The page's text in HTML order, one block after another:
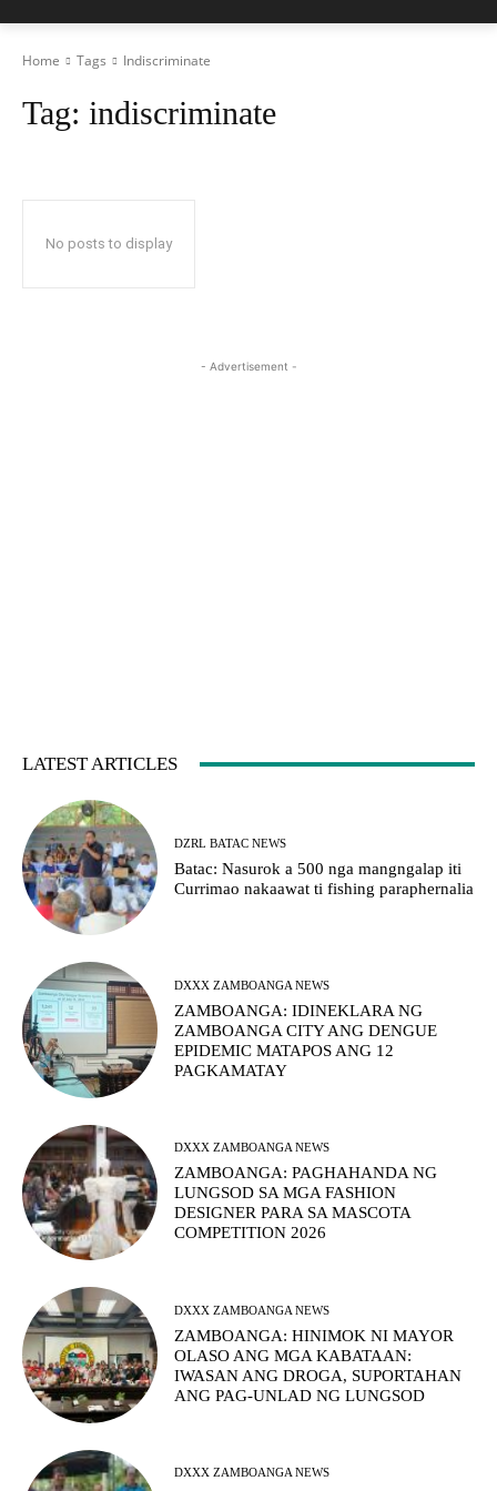
Home Tags Indiscriminate
Tag: indiscriminate
No posts to display
- Advertisement -
LATEST ARTICLES
DZRL BATAC NEWS
Batac: Nasurok a 500 nga mangngalap iti
Currimao nakaawat ti fishing paraphernalia
DXXX ZAMBOANGA NEWS
ZAMBOANGA: IDINEKLARA NG
ZAMBOANGA CITY ANG DENGUE
EPIDEMIC MATAPOS ANG 12
PAGKAMATAY
DXXX ZAMBOANGA NEWS
ZAMBOANGA: PAGHAHANDA NG
LUNGSOD SA MGA FASHION
DESIGNER PARA SA MASCOTA
COMPETITION 2026
DXXX ZAMBOANGA NEWS
ZAMBOANGA: HINIMOK NI MAYOR
OLASO ANG MGA KABATAAN:
IWASAN ANG DROGA, SUPORTAHAN
ANG PAG-UNLAD NG LUNGSOD
DXXX ZAMBOANGA NEWS